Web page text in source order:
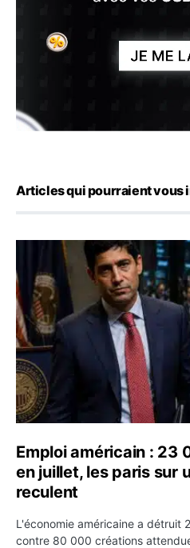
Articles qui pourraient vous
Emploi américain : 23 000
Emploi américain :
en juillet, les paris sur
reculent
L'économie américaine a détruit
contre 80 000 créations